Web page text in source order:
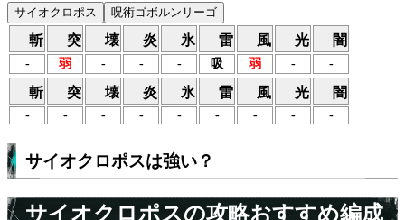
サイオクロポス 呪術ゴボルンリーゴ
斬 突 壊 炎 氷 雷 風 光 闇
- 弱 - - - 吸 弱 - -
斬 突 壊 炎 氷 雷 風 光 闇
- - - - - - - - -
サイオクロポスは強い？
サイオクロポスの攻略おすすめ編成